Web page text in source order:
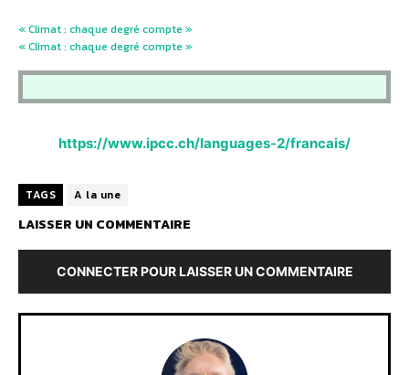
« Climat : chaque degré compte »
« Climat : chaque degré compte »
https://www.ipcc.ch/languages-2/francais/
TAGS A la une
LAISSER UN COMMENTAIRE
CONNECTER POUR LAISSER UN COMMENTAIRE